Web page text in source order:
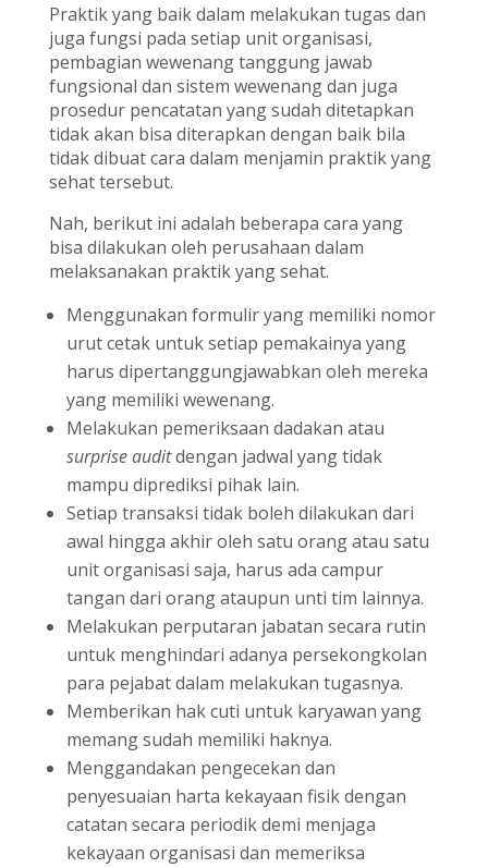
Praktik yang baik dalam melakukan tugas dan
juga fungsi pada setiap unit organisasi,
pembagian wewenang tanggung jawab
fungsional dan sistem wewenang dan juga
prosedur pencatatan yang sudah ditetapkan
tidak akan bisa diterapkan dengan baik bila
tidak dibuat cara dalam menjamin praktik yang
sehat tersebut.
Nah, berikut ini adalah beberapa cara yang
bisa dilakukan oleh perusahaan dalam
melaksanakan praktik yang sehat.
Menggunakan formulir yang memiliki nomor
urut cetak untuk setiap pemakainya yang
harus dipertanggungjawabkan oleh mereka
yang memiliki wewenang.
Melakukan pemeriksaan dadakan atau
surprise auditdengan jadwal yang tidak
mampu diprediksi pihak lain.
Setiap transaksi tidak boleh dilakukan dari
awal hingga akhir oleh satu orang atau satu
unit organisasi saja, harus ada campur
tangan dari orang ataupun unti tim lainnya.
Melakukan perputaran jabatan secara rutin
untuk menghindari adanya persekongkolan
para pejabat dalam melakukan tugasnya.
Memberikan hak cuti untuk karyawan yang
memang sudah memiliki haknya.
Menggandakan pengecekan dan
penyesuaian harta kekayaan fisik dengan
catatan secara periodik demi menjaga
kekayaan organisasi dan memeriksa